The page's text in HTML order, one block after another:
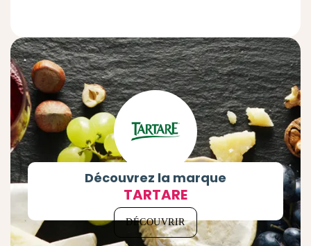
Découvrez la marque
TARTARE
DÉCOUVRIR